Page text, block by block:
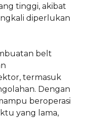
tinggi, akibat
diperlukan
belt
termasuk
Dengan
beroperasi
yang lama,